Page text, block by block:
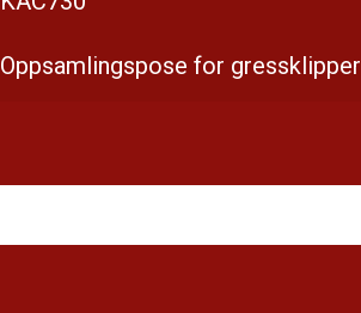
Oppsamlingspose for gressklipper